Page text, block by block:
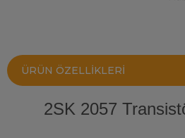
ÜRÜN ÖZELLIKLERI
2SK 2057